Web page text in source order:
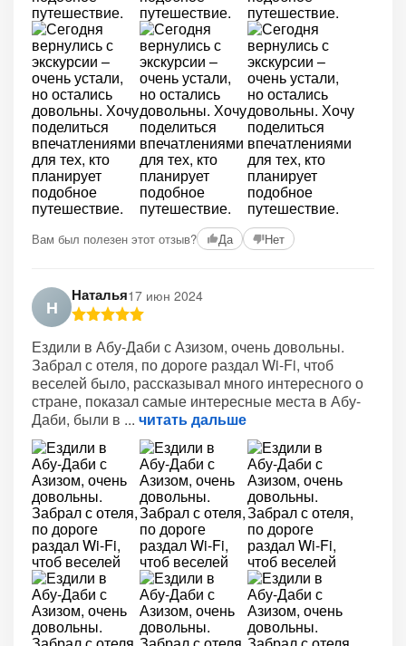
Вам был полезен этот отзыв? Да Нет
Н
Наталья17 июн 2024
Ездили в Абу-Даби с Азизом, очень довольны.
Забрал с отеля, по дороге раздал Wi-Fi, чтоб
веселей было, рассказывал много интересного о
стране, показал самые интересные места в Абу-
Даби, были в
читать дальше